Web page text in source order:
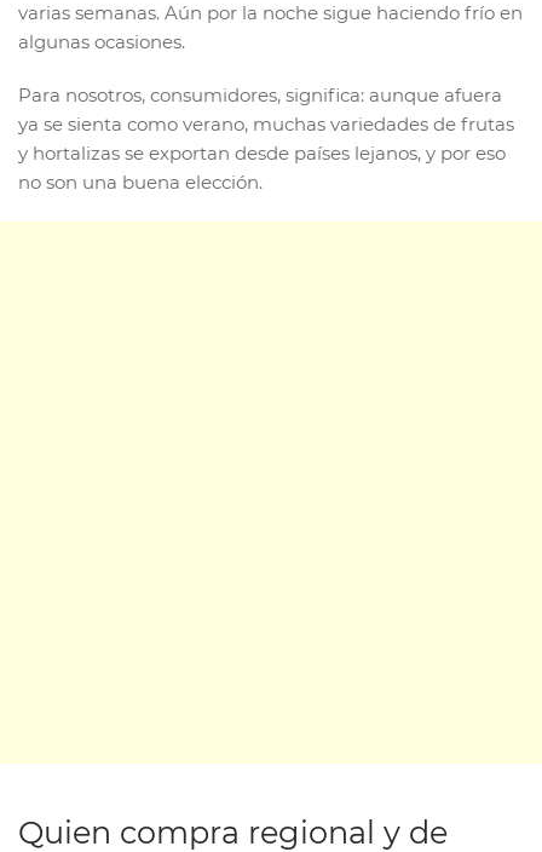
varias semanas. Aún por la noche sigue haciendo frío en
algunas ocasiones.
Para nosotros, consumidores, significa: aunque afuera
ya se sienta como verano, muchas variedades de frutas
y hortalizas se exportan desde países lejanos, y por eso
no son una buena elección.
Quien compra regional y de